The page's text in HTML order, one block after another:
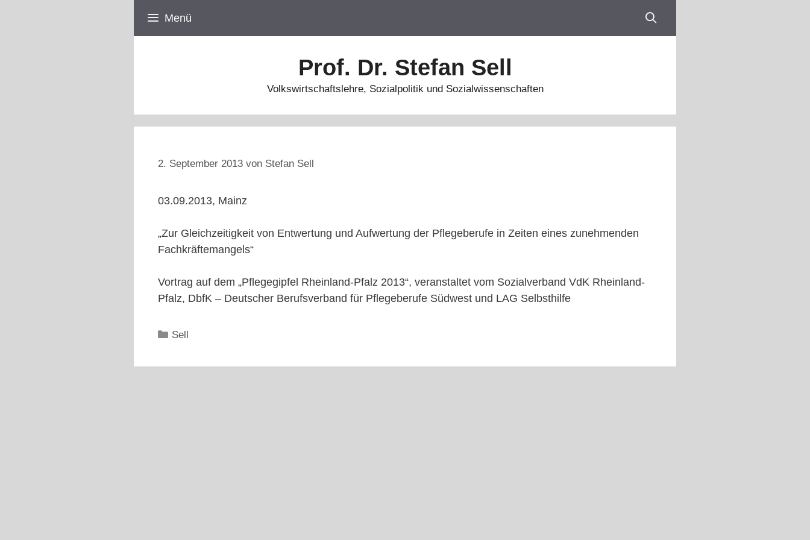
Menü
Prof. Dr. Stefan Sell
Volkswirtschaftslehre, Sozialpolitik und Sozialwissenschaften
2. September 2013 von Stefan Sell
03.09.2013, Mainz
„Zur Gleichzeitigkeit von Entwertung und Aufwertung der Pflegeberufe in Zeiten eines zunehmenden
Fachkräftemangels“
Vortrag auf dem „Pflegegipfel Rheinland-Pfalz 2013“, veranstaltet vom Sozialverband VdK Rheinland-
Pfalz, DbfK – Deutscher Berufsverband für Pflegeberufe Südwest und LAG Selbsthilfe
Kategorien
Sell